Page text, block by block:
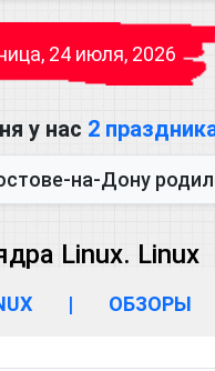
24 июля, 2026
у нас 2
Виктор Михайлович Глушков. Под
Linux. Linux
| ОБЗОРЫ